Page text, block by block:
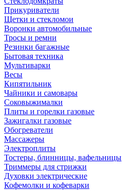
Прикуриватели
Щетки и стекломои
Воронки автомобильные
Тросы и ремни
Резинки багажные
Бытовая техника
Мультиварки
Весы
Кипятильник
Чайники и самовары
Соковыжималки
Плиты и горелки газовые
Зажигалки газовые
Обогреватели
Массажеры
Электроплиты
Тостеры, блинницы, вафельницы
Триммеры для стрижки
Духовки электрические
Кофемолки и кофеварки